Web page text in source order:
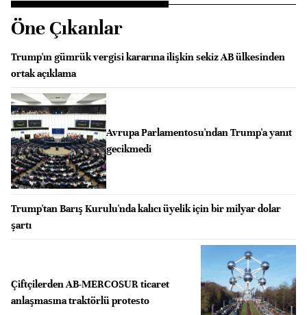
Öne Çıkanlar
Trump'ın gümrük vergisi kararına ilişkin sekiz AB ülkesinden
ortak açıklama
Avrupa Parlamentosu'ndan Trump'a yanıt
gecikmedi
Trump'tan Barış Kurulu'nda kalıcı üyelik için bir milyar dolar
şartı
Çiftçilerden AB-MERCOSUR ticaret
anlaşmasına traktörlü protesto